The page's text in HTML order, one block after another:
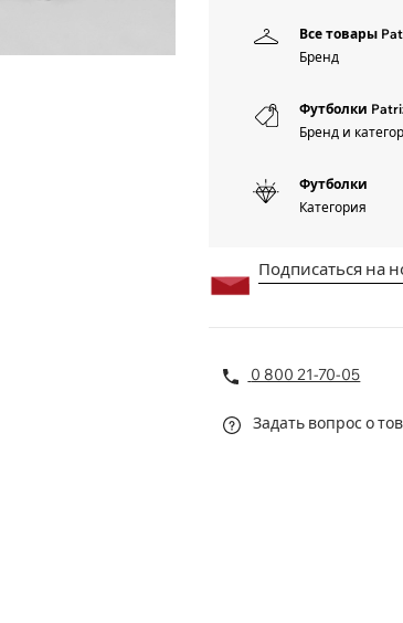
Все товары
Бренд
Футболки
Бренд и
Футболки
Категория
Подписаться на
0 800 21-70-05
Задать вопрос о